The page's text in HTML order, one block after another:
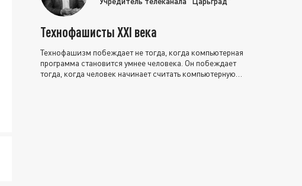
Технофашисты XXI века
Технофашизм побеждает не тогда, когда компьютерная
программа становится умнее человека. Он побеждает
тогда, когда человек начинает считать компьютерную